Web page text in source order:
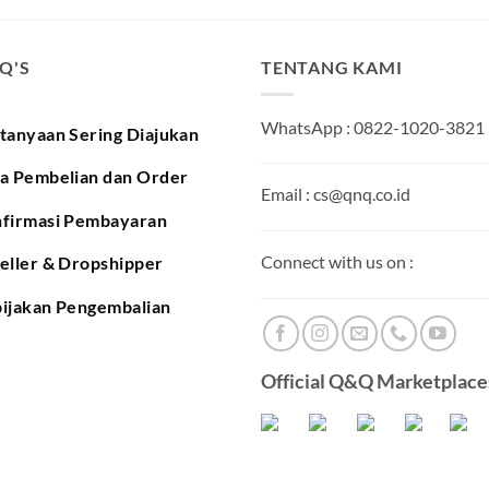
Sering Diajukan
Pembelian dan Order
Pembayaran
& Dropshipper
Pengembalian
TENTANG KAMI
WhatsApp : 0822-1020-3821
Email : cs@qnq.co.id
Connect with us on :
Official Q&Q